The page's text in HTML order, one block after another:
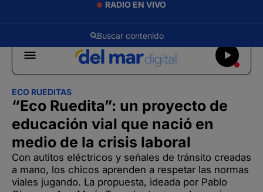
RADIO EN VIVO
ECO RUEDITAS
“Eco Ruedita”: un proyecto de
educación vial que nació en
medio de la crisis laboral
Con autitos eléctricos y señales de tránsito creadas
a mano, los chicos aprenden a respetar las normas
viales jugando. La propuesta, ideada por Pablo